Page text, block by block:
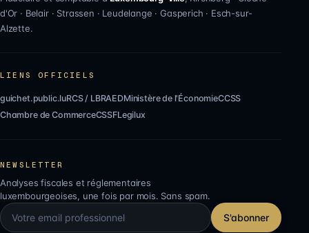
d'Or · Belair· Strassen · Leudelange ·Gasperich · Esch-sur-
Alzette.
LIENS OFFICIELS
guichet.public.luRCS / LBRAEDMinistère de l'ÉconomieCCSS
Chambre de CommerceCSSFLegilux
NEWSLETTER
Analyses fiscales et réglementaires
luxembourgeoises, une fois par mois. Sans spam.
S'abonner